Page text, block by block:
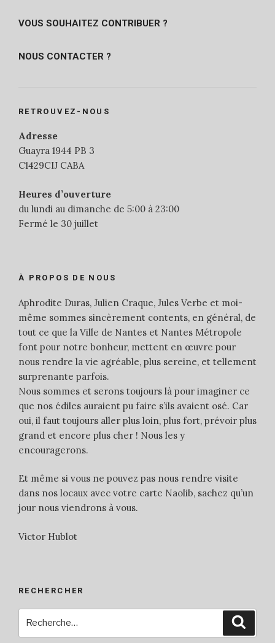
VOUS SOUHAITEZ CONTRIBUER ?
NOUS CONTACTER ?
RETROUVEZ-NOUS
Adresse
Guayra 1944 PB 3
C1429CIJ CABA
Heures d’ouverture
du lundi au dimanche de 5:00 à 23:00
Fermé le 30 juillet
À PROPOS DE NOUS
Aphrodite Duras, Julien Craque, Jules Verbe et moi-
même sommes sincèrement contents, en général, de
tout ce que la Ville de Nantes et Nantes Métropole
font pour notre bonheur, mettent en œuvre pour
nous rendre la vie agréable, plus sereine, et tellement
surprenante parfois.
Nous sommes et serons toujours là pour imaginer ce
que nos édiles auraient pu faire s’ils avaient osé. Car
oui, il faut toujours aller plus loin, plus fort, prévoir plus
grand et encore plus cher ! Nous les y
encouragerons.
Et même si vous ne pouvez pas nous rendre visite
dans nos locaux avec votre carte Naolib, sachez qu’un
jour nous viendrons à vous.
Victor Hublot
RECHERCHER